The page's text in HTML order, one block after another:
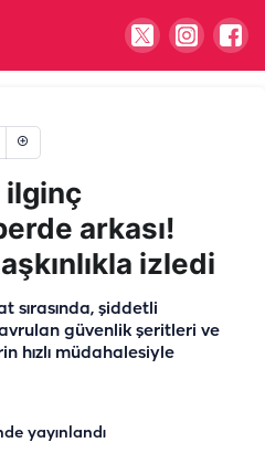
ilginç
arkası!
izledi
sırasında, şiddetli
güvenlik şeritleri ve
hızlı müdahalesiyle
yayınlandı
iddiasına dikkat